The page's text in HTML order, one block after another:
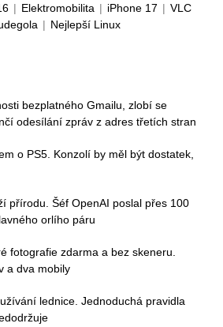
| Elektromobilita | iPhone 17 | VLC
| Nejlepší Linux
bezplatného Gmailu, zlobí se
odesílání zpráv z adres třetích stran
o PS5. Konzolí by měl být dostatek,
přírodu. Šéf OpenAI poslal přes 100
orlího páru
fotografie zdarma a bez skeneru.
a dva mobily
lednice. Jednoduchá pravidla